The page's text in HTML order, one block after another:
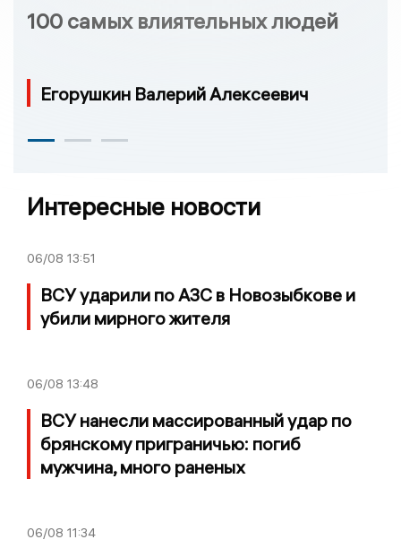
100 самых влиятельных людей
Егорушкин Валерий Алексеевич
Интересные новости
06/08 13:51
ВСУ ударили по АЗС в Новозыбкове и
убили мирного жителя
06/08 13:48
ВСУ нанесли массированный удар по
брянскому приграничью: погиб
мужчина, много раненых
06/08 11:34